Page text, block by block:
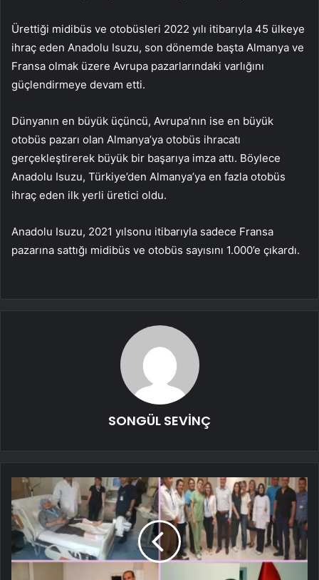
Ürettiği midibüs ve otobüsleri 2022 yılı itibarıyla 45 ülkeye
ihraç eden Anadolu Isuzu, son dönemde başta Almanya ve
Fransa olmak üzere Avrupa pazarlarındaki varlığını
güçlendirmeye devam etti.
Dünyanın en büyük üçüncü, Avrupa’nın ise en büyük
otobüs pazarı olan Almanya’ya otobüs ihracatı
gerçekleştirerek büyük bir başarıya imza attı. Böylece
Anadolu Isuzu, Türkiye’den Almanya’ya en fazla otobüs
ihraç eden ilk yerli üretici oldu.
Anadolu Isuzu, 2021 yılsonu itibarıyla sadece Fransa
pazarına sattığı midibüs ve otobüs sayısını 1.000’e çıkardı.
SONGÜL SEVİNÇ